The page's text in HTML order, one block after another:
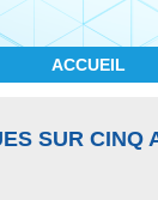
ACCUEIL
SUR CINQ